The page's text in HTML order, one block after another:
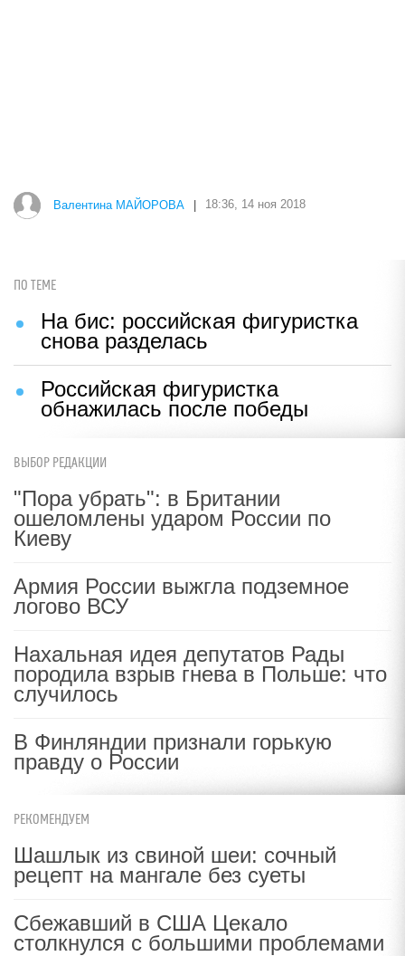
Валентина МАЙОРОВА | 18:36, 14 ноя 2018
ПО ТЕМЕ
На бис: российская фигуристка
снова разделась
Российская фигуристка
обнажилась после победы
ВЫБОР РЕДАКЦИИ
"Пора убрать": в Британии
ошеломлены ударом России по
Киеву
Армия России выжгла подземное
логово ВСУ
Нахальная идея депутатов Рады
породила взрыв гнева в Польше: что
случилось
В Финляндии признали горькую
правду о России
РЕКОМЕНДУЕМ
Шашлык из свиной шеи: сочный
рецепт на мангале без суеты
Сбежавший в США Цекало
столкнулся с большими проблемами